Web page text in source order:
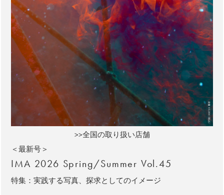
>>全国の取り扱い店舗
＜最新号＞
IMA 2026 Spring/Summer Vol.45
特集：実践する写真、探求としてのイメージ